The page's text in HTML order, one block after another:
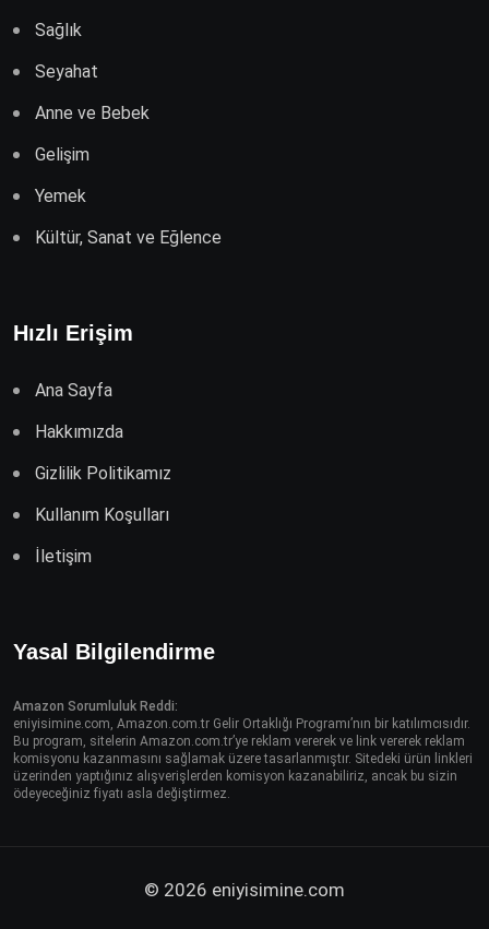
Sağlık
Seyahat
Anne ve Bebek
Gelişim
Yemek
Kültür, Sanat ve Eğlence
Hızlı Erişim
Ana Sayfa
Hakkımızda
Gizlilik Politikamız
Kullanım Koşulları
İletişim
Yasal Bilgilendirme
Amazon Sorumluluk Reddi:
eniyisimine.com, Amazon.com.tr Gelir Ortaklığı Programı’nın bir katılımcısıdır.
Bu program, sitelerin Amazon.com.tr’ye reklam vererek ve link vererek reklam
komisyonu kazanmasını sağlamak üzere tasarlanmıştır. Sitedeki ürün linkleri
üzerinden yaptığınız alışverişlerden komisyon kazanabiliriz, ancak bu sizin
ödeyeceğiniz fiyatı asla değiştirmez.
© 2026 eniyisimine.com